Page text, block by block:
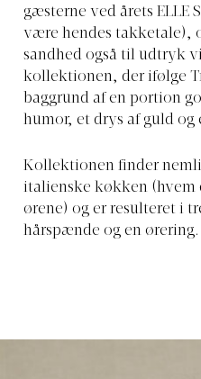
gæsterne ved årets ELLE
være hendes takketale),
sandhed også til udtryk
kollektionen, der ifølge
baggrund af en portion
humor, et drys af guld og
Kollektionen finder
italienske køkken (hvem
ørene) og er resulteret i
hårspænde og en ørering.